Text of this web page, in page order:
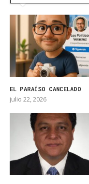
EL PARAÍSO CANCELADO
julio 22, 2026